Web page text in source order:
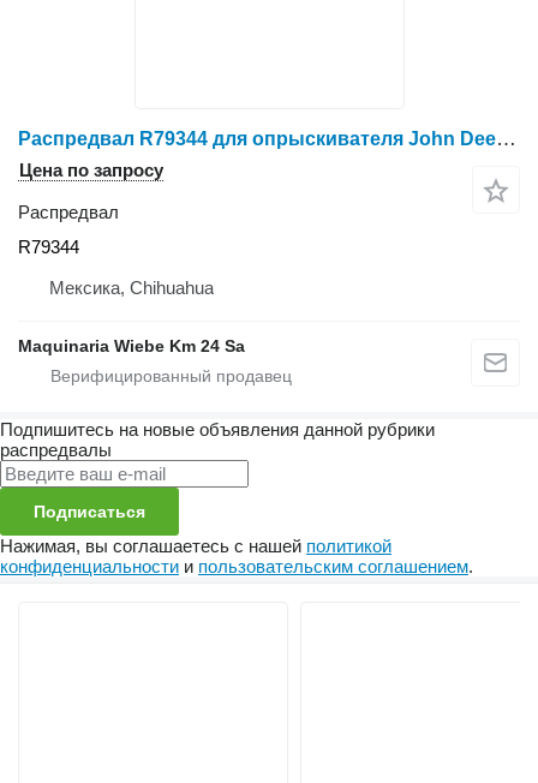
Распредвал R79344 для опрыскивателя John Deere 4045
Цена по запросу
Распредвал
R79344
Мексика, Chihuahua
Maquinaria Wiebe Km 24 Sa
Подпишитесь на новые объявления данной рубрики
распредвалы
Подписаться
Нажимая, вы соглашаетесь с нашей политикой
конфиденциальности и пользовательским соглашением.